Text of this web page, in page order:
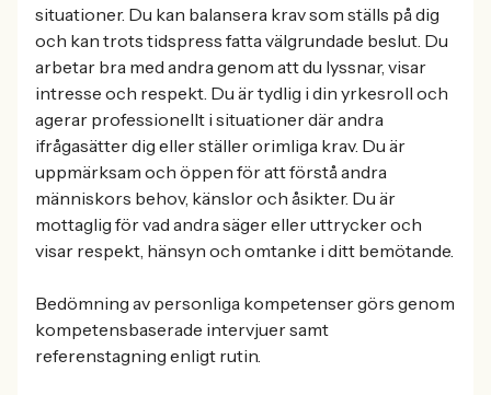
situationer. Du kan balansera krav som ställs på dig
och kan trots tidspress fatta välgrundade beslut. Du
arbetar bra med andra genom att du lyssnar, visar
intresse och respekt. Du är tydlig i din yrkesroll och
agerar professionellt i situationer där andra
ifrågasätter dig eller ställer orimliga krav. Du är
uppmärksam och öppen för att förstå andra
människors behov, känslor och åsikter. Du är
mottaglig för vad andra säger eller uttrycker och
visar respekt, hänsyn och omtanke i ditt bemötande.
Bedömning av personliga kompetenser görs genom
kompetensbaserade intervjuer samt
referenstagning enligt rutin.